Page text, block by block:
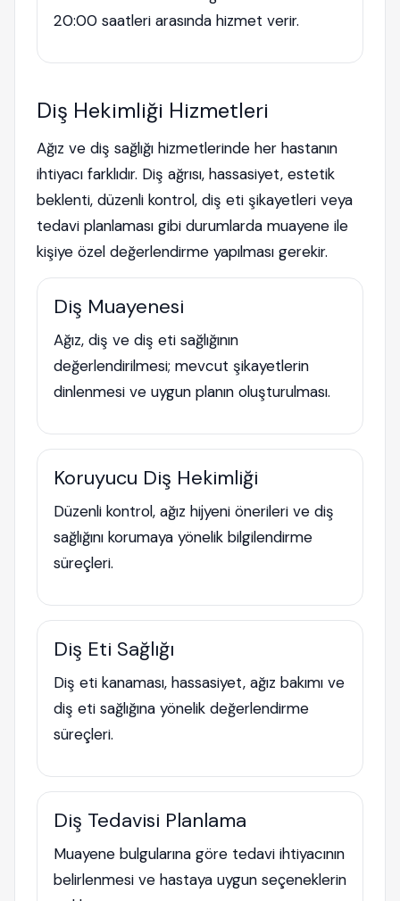
20:00 saatleri arasında hizmet verir.
Diş Hekimliği Hizmetleri
Ağız ve diş sağlığı hizmetlerinde her hastanın
ihtiyacı farklıdır. Diş ağrısı, hassasiyet, estetik
beklenti, düzenli kontrol, diş eti şikayetleri veya
tedavi planlaması gibi durumlarda muayene ile
kişiye özel değerlendirme yapılması gerekir.
Diş Muayenesi
Ağız, diş ve diş eti sağlığının
değerlendirilmesi; mevcut şikayetlerin
dinlenmesi ve uygun planın oluşturulması.
Koruyucu Diş Hekimliği
Düzenli kontrol, ağız hijyeni önerileri ve diş
sağlığını korumaya yönelik bilgilendirme
süreçleri.
Diş Eti Sağlığı
Diş eti kanaması, hassasiyet, ağız bakımı ve
diş eti sağlığına yönelik değerlendirme
süreçleri.
Diş Tedavisi Planlama
Muayene bulgularına göre tedavi ihtiyacının
belirlenmesi ve hastaya uygun seçeneklerin